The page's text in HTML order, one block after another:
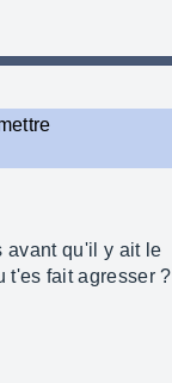
avant qu'il y ait le
t'es fait agresser ?